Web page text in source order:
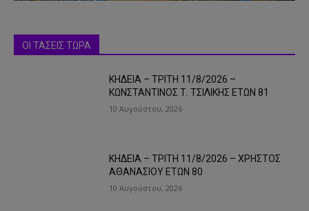
ΟΙ ΤΑΣΕΙΣ ΤΩΡΑ
ΚΗΔΕΙΑ – ΤΡΙΤΗ 11/8/2026 –
ΚΩΝΣΤΑΝΤΙΝΟΣ Τ. ΤΣΙΛΙΚΗΣ ΕΤΩΝ 81
10 Αυγούστου, 2026
ΚΗΔΕΙΑ – ΤΡΙΤΗ 11/8/2026 – ΧΡΗΣΤΟΣ
ΑΘΑΝΑΣΙΟΥ ΕΤΩΝ 80
10 Αυγούστου, 2026